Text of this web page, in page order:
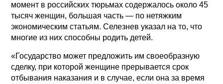
момент в российских тюрьмах содержалось около 45
тысяч женщин, большая часть — по нетяжким
экономическим статьям. Селезнев указал на то, что
многие из них способны родить детей.
«Государство может предложить им своеобразную
сделку, при которой женщине прерывается срок
отбывания наказания и в случае, если она за время